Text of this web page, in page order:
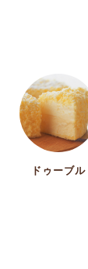
ドゥーブル